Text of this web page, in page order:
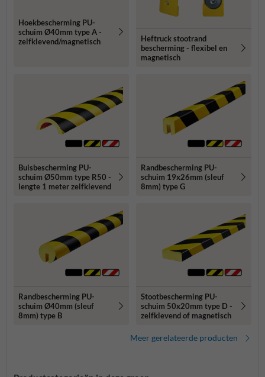
Hoekbescherming PU-
schuim Ø40mm type A -
zelfklevend/magnetisch
Heftruck stootrand
bescherming - flexibel en
magnetisch
Buisbescherming PU-
schuim Ø50mm type R50 -
lengte 1 meter zelfklevend
Randbescherming PU-
schuim 19x26mm (sleuf
8mm) type G
Randbescherming PU-
schuim Ø40mm (sleuf
8mm) type B
Stootbescherming PU-
schuim 50x20mm type D -
zelfklevend of magnetisch
Meer gerelateerde producten